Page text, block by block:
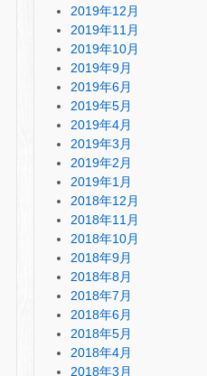
2019年12月
2019年11月
2019年10月
2019年9月
2019年6月
2019年5月
2019年4月
2019年3月
2019年2月
2019年1月
2018年12月
2018年11月
2018年10月
2018年9月
2018年8月
2018年7月
2018年6月
2018年5月
2018年4月
2018年3月